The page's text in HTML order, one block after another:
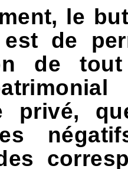
le
est de
de
privé,